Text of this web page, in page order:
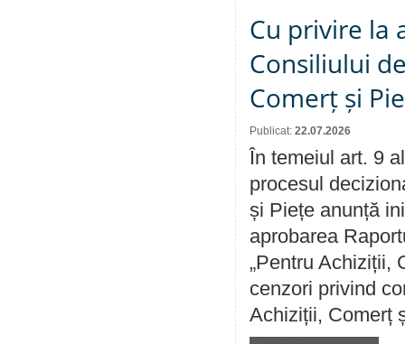
Cu privire la
Consiliului
Comerț și
Publicat: 22.07.2026
În temeiul art. 9
procesul
și Piețe anunță
aprobarea
„Pentru Achiziții,
cenzori privind
Achiziții, Comerț